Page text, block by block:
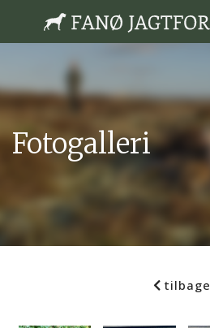
Fotogalleri
tilbage